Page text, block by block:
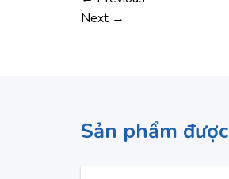
Next →
Sản phẩm